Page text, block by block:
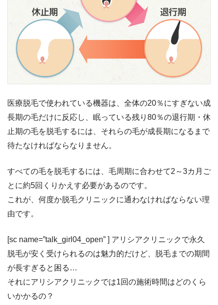
医療脱毛で使われている機器は、全体の20％にすぎない成
長期の毛だけに反応し、眠っている残り80％の退行期・休
止期の毛を脱毛するには、それらの毛が成長期になるまで
待たなければならなりません。
すべての毛を脱毛するには、 毛周期に合わせて2～3カ月ご
とに約5回くりかえす必要があるのです。
これが、何度か脱毛クリニックに通わなければならない理
由です。
[sc name=”talk_girl04_open” ] アリシアクリニックで永久
脱毛が安く受けられるのは魅力的だけど、脱毛までの期間
が長すぎると困る…
それにアリシアクリニックでは1回の施術時間はどのくら
いかかるの？